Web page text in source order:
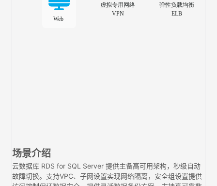
场景介绍
云数据库 RDS for SQL Server 提供主备高可用架构，秒级自动
故障切换。支持VPC、子网设置实现网络隔离，安全组设置提供